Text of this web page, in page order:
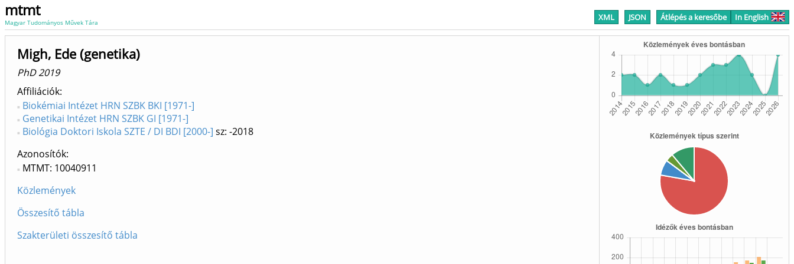
mtmt
Magyar Tudományos Művek Tára XML JSON Átlépés a keresőbe In English
Migh, Ede (genetika)
PhD 2019
Affiliációk
Biokémiai Intézet HRN SZBK BKI [1971-]
Genetikai Intézet HRN SZBK GI [1971-]
Biológia Doktori Iskola SZTE / DI BDI [2000-] sz: -2018
Azonosítók
MTMT: 10040911
Közlemények
Összesítő tábla
Szakterületi összesítő tábla